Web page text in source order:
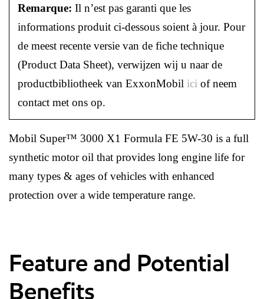
Remarque: Il n’est pas garanti que les
informations produit ci-dessous soient à jour. Pour
de meest recente versie van de fiche technique
(Product Data Sheet), verwijzen wij u naar de
productbibliotheek van ExxonMobil ici of neem
contact met ons op.
Mobil Super™ 3000 X1 Formula FE 5W-30 is a full
synthetic motor oil that provides long engine life for
many types & ages of vehicles with enhanced
protection over a wide temperature range.
Feature and Potential
Benefits